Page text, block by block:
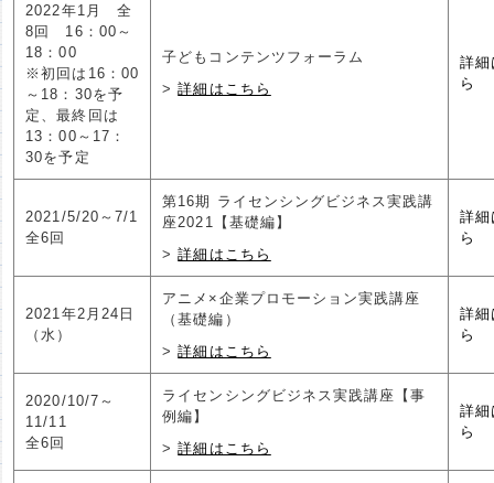
2022年1月 全
8回 16：00～
18：00
※初回は16：00
～18：30を予
定、最終回は
13：00～17：
30を予定
子どもコンテンツフォーラム
詳細はこちら
詳
ら
2021/5/20～7/1
全6回
第16期 ライセンシングビジネス実践講
座2021【基礎編】
詳細はこちら
詳
ら
2021年2月24日
（水）
アニメ×企業プロモーション実践講座
（基礎編）
詳細はこちら
詳
ら
2020/10/7～
11/11
全6回
ライセンシングビジネス実践講座【事
例編】
詳細はこちら
詳
ら